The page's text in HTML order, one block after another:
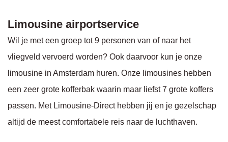
Limousine airportservice
Wil je met een groep tot 9 personen van of naar het
vliegveld vervoerd worden? Ook daarvoor kun je onze
limousine in Amsterdam huren. Onze limousines hebben
een zeer grote kofferbak waarin maar liefst 7 grote koffers
passen. Met Limousine-Direct hebben jij en je gezelschap
altijd de meest comfortabele reis naar de luchthaven.